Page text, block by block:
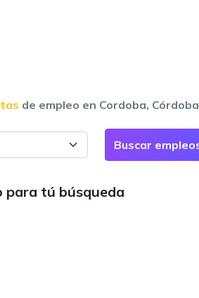
de empleo en Cordoba, Córdoba
para tú búsqueda